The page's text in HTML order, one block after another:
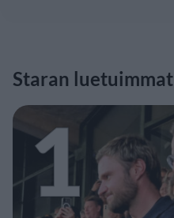
Staran luetuimmat
1